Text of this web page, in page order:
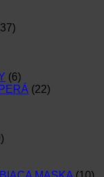
(6)
(22)